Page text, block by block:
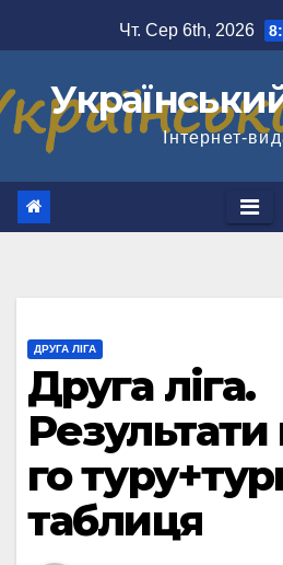
до
Чт. Сер 6th, 2026
Інтернет-
ДРУГА ЛІГА
Друга ліга.
Результати
го
таблиця